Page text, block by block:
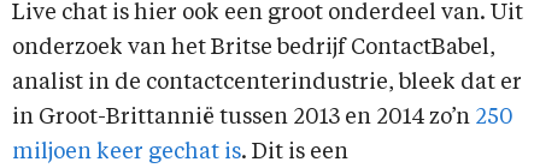
Live chat is hier ook een groot onderdeel van. Uit
onderzoek van het Britse bedrijf ContactBabel,
analist in de contactcenterindustrie, bleek dat er
in Groot-Brittannië tussen 2013 en 2014 zo’n 250
miljoen keer gechat is. Dit is een